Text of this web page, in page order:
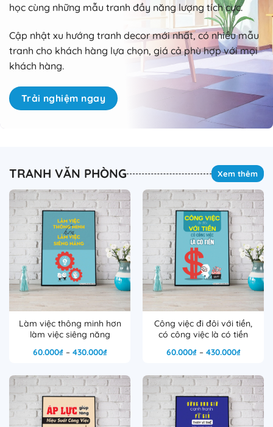
học cùng những mẫu tranh đầy năng lượng tích cực.
Cập nhật xu hướng tranh decor mới nhất, có nhiều mẫu
tranh cho khách hàng lựa chọn, giá cả phù hợp với mọi
khách hàng.
Trải nghiệm ngay
TRANH VĂN PHÒNG Xem thêm
Làm việc thông minh hơn
làm việc siêng năng
60.000₫ – 430.000₫Khoảng
60.000₫
đến
430.000₫
Công việc đi đôi với tiền,
có công việc là có tiền
60.000₫ – 430.000₫Khoảng
60.000₫
đến
430.000₫